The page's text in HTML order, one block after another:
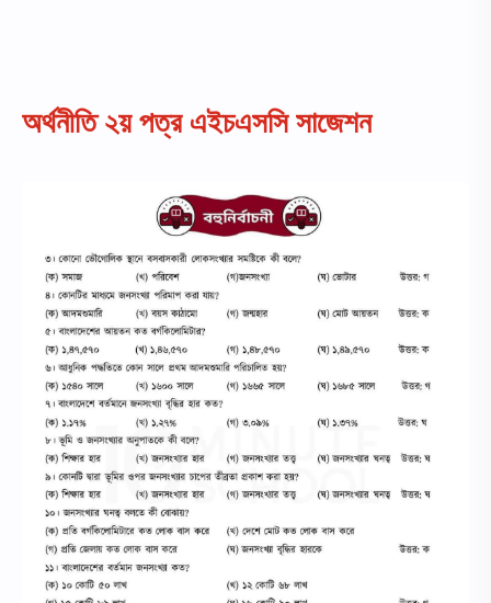
অর্থনীতি ২য় পত্র এইচএসসি সাজেশন